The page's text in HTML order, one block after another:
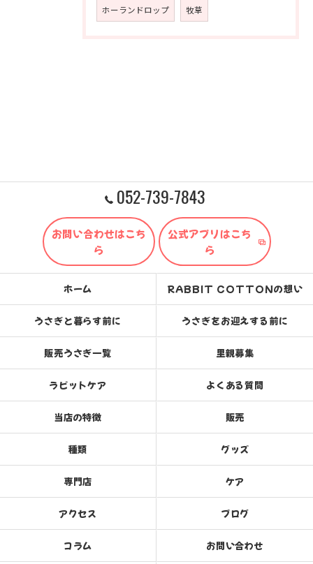
ホーランドロップ 牧草
052-739-7843
お問い合わせはこち
ら
公式アプリはこち
ら
ホーム RABBIT COTTONの想い
うさぎと暮らす前に うさぎをお迎えする前に
販売うさぎ一覧 里親募集
ラビットケア よくある質問
当店の特徴 販売
種類 グッズ
専門店 ケア
アクセス ブログ
コラム お問い合わせ